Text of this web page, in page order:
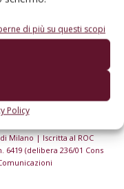
di più su questi scopi
Policy
legale Via Eritrea 21 -
al Registro delle
Milano | Iscritta al ROC
(delibera 236/01 Cons